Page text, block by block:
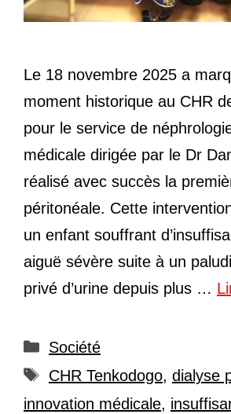
Le 18 novembre 2025 a
moment historique au CHR
pour le service de
médicale dirigée par le Dr
réalisé avec succès la
péritonéale. Cette
un enfant souffrant
aiguë sévère suite à un
privé d’urine depuis plus …
Catégories
Société
Étiquettes
CHR Tenkodogo, dialyse
innovation médicale,